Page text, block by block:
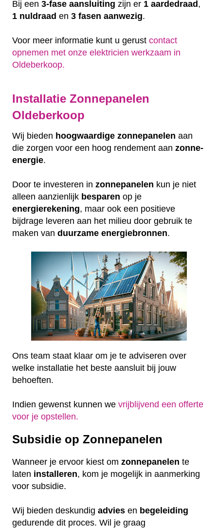
Bij een 3-fase aansluiting zijn er 1 aardedraad,
1 nuldraad en 3 fasen aanwezig.
Voor meer informatie kunt u gerust contact
opnemen met onze elektricien werkzaam in
Oldeberkoop.
Installatie Zonnepanelen
Oldeberkoop
Wij bieden hoogwaardige zonnepanelen aan
die zorgen voor een hoog rendement aan zonne-
energie.
Door te investeren in zonnepanelen kun je niet
alleen aanzienlijk besparen op je
energierekening, maar ook een positieve
bijdrage leveren aan het milieu door gebruik te
maken van duurzame energiebronnen.
Ons team staat klaar om je te adviseren over
welke installatie het beste aansluit bij jouw
behoeften.
Indien gewenst kunnen we vrijblijvend een offerte
voor je opstellen.
Subsidie op Zonnepanelen
Wanneer je ervoor kiest om zonnepanelen te
laten installeren, kom je mogelijk in aanmerking
voor subsidie.
Wij bieden deskundig advies en begeleiding
gedurende dit proces. Wil je graag